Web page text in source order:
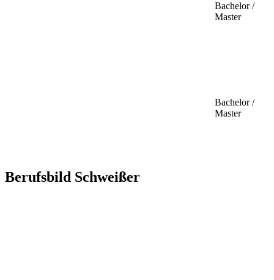
Bachelor /
Master
Bachelor /
Master
Berufsbild Schweißer